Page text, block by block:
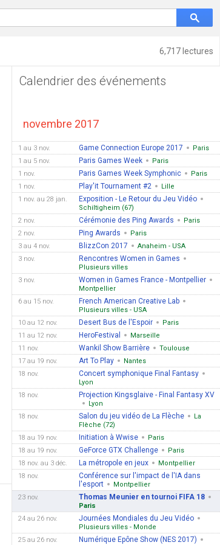
6,717 lectures
Calendrier des événements
novembre 2017
1 au 3 nov. Game Connection Europe 2017
Paris
1 au 5 nov.
Paris Games Week
Paris
1 nov.
Paris Games Week Symphonic
Paris
1 nov.
Play'it Tournament #2
Lille
1 nov. au 28 jan.
Exposition - Le Retour du Jeu Vidéo
Schiltigheim (67)
2 nov.
Cérémonie des Ping Awards
Paris
2 nov.
Ping Awards
Paris
3 au 4 nov.
BlizzCon 2017
Anaheim - USA
3 nov.
Rencontres Women in Games
Plusieurs villes
3 nov.
Women in Games France - Montpellier
Montpellier
6 au 15 nov.
French American Creative Lab
Plusieurs villes - USA
10 au 12 nov.
Desert Bus de l'Espoir
Paris
11 au 12 nov.
HeroFestival
Marseille
11 nov.
Wankil Show Barrière
Toulouse
17 au 19 nov.
Art To Play
Nantes
18 nov.
Concert symphonique Final Fantasy
Lyon
18 nov.
Projection Kingsglaive - Final Fantasy XV
Lyon
18 nov.
Salon du jeu vidéo de La Flèche
La
Flèche (72)
18 au 19 nov.
Initiation à Wwise
Paris
18 au 19 nov.
GeForce GTX Challenge
Paris
18 nov. au 3 déc.
La métropole en jeux
Montpellier
18 nov.
Conférence sur l'impact de l'IA dans
l'esport
Montpellier
23 nov.
Thomas Meunier en tournoi FIFA 18
Paris
24 au 26 nov.
Journées Mondiales du Jeu Vidéo
Plusieurs villes - Monde
25 au 26 nov.
Numérique Epône Show (NES 2017)